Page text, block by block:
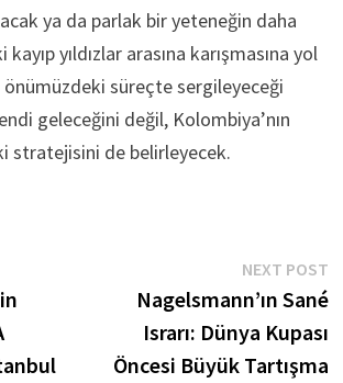
ya da parlak bir yeteneğin daha
yıldızlar arasına karışmasına yol
önümüzdeki süreçte sergileyeceği
geleceğini değil, Kolombiya’nın
stratejisini de belirleyecek.
NEXT POST
Nagelsmann’ın Sané
Israrı: Dünya Kupası
Öncesi Büyük Tartışma